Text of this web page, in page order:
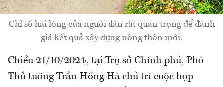
Chỉ số hài lòng của người dân rất quan trọng để đánh
giá kết quả xây dựng nông thôn mới.
Chiều 21/10/2024, tại Trụ sở Chính phủ, Phó
Thủ tướng Trần Hồng Hà chủ trì cuộc họp